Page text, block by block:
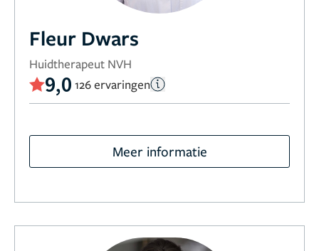
Fleur Dwars
Huidtherapeut NVH
9,0 126 ervaringen
Meer informatie